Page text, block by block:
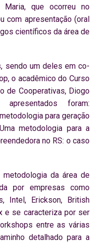
Maria, que ocorreu no
com apresentação (oral
científicos da área de
sendo um deles em co-
o acadêmico do Curso
de Cooperativas, Diogo
foram:
para geração
metodologia para a
no RS: o caso
metodologia da área de
por empresas como
Intel, Erickson, British
e se caracteriza por ser
entre as várias
detalhado para a